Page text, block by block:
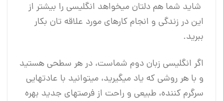
شاید شما هم دلتان می‎خواهد انگلیسی را بیشتر از
این در زندگی‎ و انجام کارهای مورد علاقه‎ تان بکار
ببرید.
اگر انگلیسی زبان دوم شماست، در هر سطحی هستید
و با هر روشی که یاد می‎گیرید، می‎توانید با عادت‎هایی
سرگرم ‎کننده، طبیعی و راحت از فرصت‎های جدید بهره